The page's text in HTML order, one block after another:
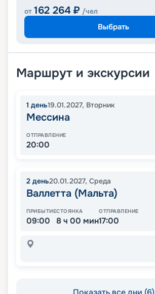
от 162 264 ₽ /чел
Выбрать
Маршрут и экскурсии
1 день19.01.2027, Вторник
Мессина
ОТПРАВЛЕНИЕ
20:00
2 день20.01.2027, Среда
Валлетта (Мальта)
ПРИБЫТИЕ
09:00
СТОЯНКА
8 ч 00 мин
ОТПРАВЛЕНИЕ
17:00